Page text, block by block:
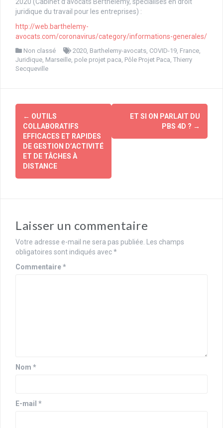
2020 (Cabinet d’avocats Berthelemy, spécialisés en droit
juridique du travail pour les entreprises) :
http://web.barthelemy-
avocats.com/coronavirus/category/informations-generales/
Non classé 2020, Barthelemy-avocats, COVID-19, France,
Juridique, Marseille, pole projet paca, Pôle Projet Paca, Thierry
Secqueville
Navigation
d'article
← OUTILS
COLLABORATIFS
EFFICACES ET RAPIDES
DE GESTION D’ACTIVITÉ
ET DE TÂCHES À
DISTANCE
ET SI ON PARLAIT DU
PBS 4D ? →
Laisser un commentaire
Votre adresse e-mail ne sera pas publiée. Les champs
obligatoires sont indiqués avec*
Commentaire*
Nom *
E-mail *